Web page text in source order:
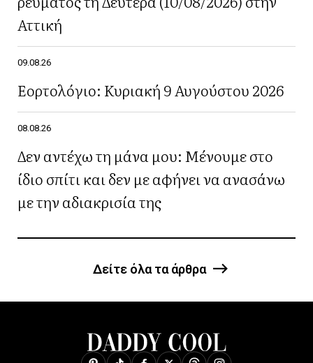
Αττική
09.08.26
Εορτολόγιο: Κυριακή 9 Αυγούστου 2026
08.08.26
Δεν αντέχω τη μάνα μου: Μένουμε στο
ίδιο σπίτι και δεν με αφήνει να ανασάνω
με την αδιακρισία της
Δείτε όλα τα άρθρα